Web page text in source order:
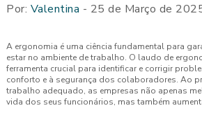
Por: Valentina - 25 de Março de
A ergonomia é uma ciência fundamental para
estar no ambiente de trabalho. O laudo de
ferramenta crucial para identificar e corrigir
conforto e à segurança dos colaboradores. Ao
trabalho adequado, as empresas não apenas
vida dos seus funcionários, mas também